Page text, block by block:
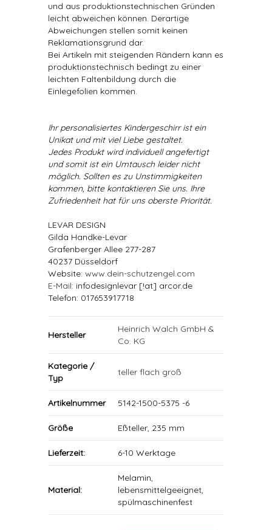
und aus produktionstechnischen Gründen
leicht abweichen können. Derartige
Abweichungen stellen somit keinen
Reklamationsgrund dar.
Bei Artikeln mit steigenden Rändern kann es
produktionstechnisch bedingt zu einer
leichten Faltenbildung durch die
Einlegefolien kommen.
Ihr personalisiertes Kindergeschirr ist ein
Unikat und mit viel Liebe gestaltet.
Jedes Produkt wird individuell angefertigt
und somit ist ein Umtausch leider nicht
möglich. Sollten es zu Unstimmigkeiten
kommen, bitte kontaktieren Sie uns. Ihre
Zufriedenheit hat für uns oberste Priorität.
LEVAR DESIGN
Gilda Handke-Levar
Grafenberger Allee 277-287
40237 Düsseldorf
Website: www.dein-schutzengel.com
E-Mail: infodesignlevar [!at] arcor.de
Telefon: 017653917718
Hersteller
Heinrich Walch GmbH &
Co. KG
Kategorie /
Typ
teller flach groß
Artikelnummer 5142-1500-5375 -6
Größe Eßteller, 235 mm
Lieferzeit: 6-10 Werktage
Material:
Melamin,
lebensmittelgeeignet,
spülmaschinenfest